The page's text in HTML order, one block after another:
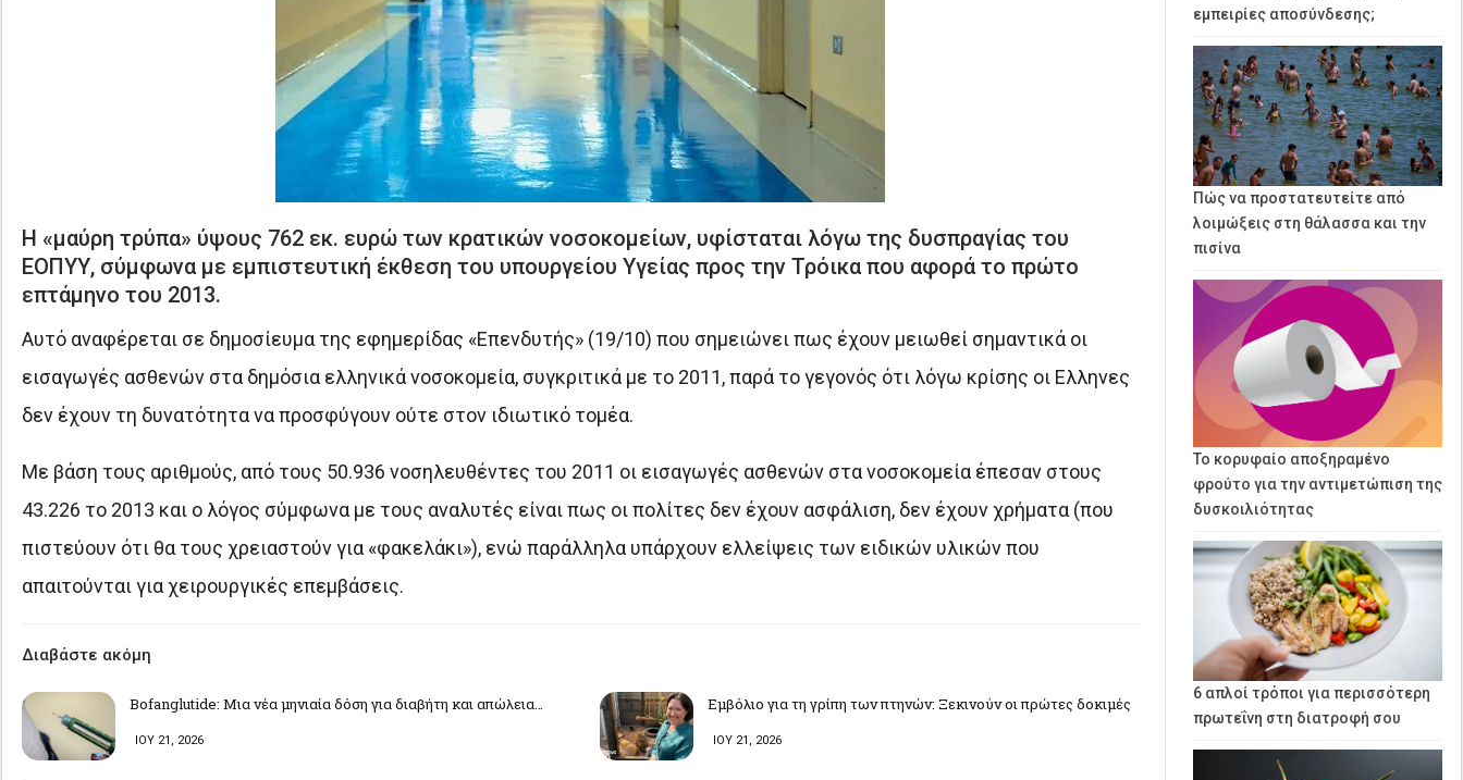
Η «μαύρη τρύπα» ύψους 762 εκ. ευρώ των κρατικών νοσοκομείων, υφίσταται λόγω της δυσπραγίας του
ΕΟΠΥΥ, σύμφωνα με εμπιστευτική έκθεση του υπουργείου Υγείας προς την Τρόικα που αφορά το πρώτο
επτάμηνο του 2013.
Αυτό αναφέρεται σε δημοσίευμα της εφημερίδας «Επενδυτής» (19/10) που σημειώνει πως έχουν μειωθεί σημαντικά οι
εισαγωγές ασθενών στα δημόσια ελληνικά νοσοκομεία, συγκριτικά με το 2011, παρά το γεγονός ότι λόγω κρίσης οι Ελληνες
δεν έχουν τη δυνατότητα να προσφύγουν ούτε στον ιδιωτικό τομέα.
Με βάση τους αριθμούς, από τους 50.936 νοσηλευθέντες του 2011 οι εισαγωγές ασθενών στα νοσοκομεία έπεσαν στους
43.226 το 2013 και ο λόγος σύμφωνα με τους αναλυτές είναι πως οι πολίτες δεν έχουν ασφάλιση, δεν έχουν χρήματα (που
πιστεύουν ότι θα τους χρειαστούν για «φακελάκι»), ενώ παράλληλα υπάρχουν ελλείψεις των ειδικών υλικών που
απαιτούνται για χειρουργικές επεμβάσεις.
Διαβάστε ακόμη
Bofanglutide: Μια νέα μηνιαία δόση για διαβήτη και απώλεια…
ΙΟΥ 21, 2026
Εμβόλιο για τη γρίπη των πτηνών: Ξεκινούν οι πρώτες δοκιμές
ΙΟΥ 21, 2026
εμπειρίες αποσύνδεσης;
Πώς να προστατευτείτε από
λοιμώξεις στη θάλασσα και την
πισίνα
Το κορυφαίο αποξηραμένο
φρούτο για την αντιμετώπιση της
δυσκοιλιότητας
6 απλοί τρόποι για περισσότερη
πρωτεΐνη στη διατροφή σου